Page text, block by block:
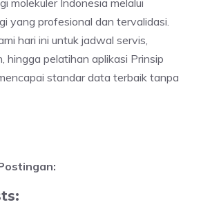
yang profesional dan tervalidasi.
hari ini untuk jadwal servis,
hingga pelatihan aplikasi Prinsip
standar data terbaik tanpa